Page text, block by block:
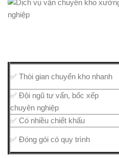
✅ Thòi gian chuyển kho nhanh
✅ Đội ngũ tư vấn, bốc xếp
chuyên nghiệp
✅ Có nhiều chiết khấu
✅ Đóng gói có quy trình